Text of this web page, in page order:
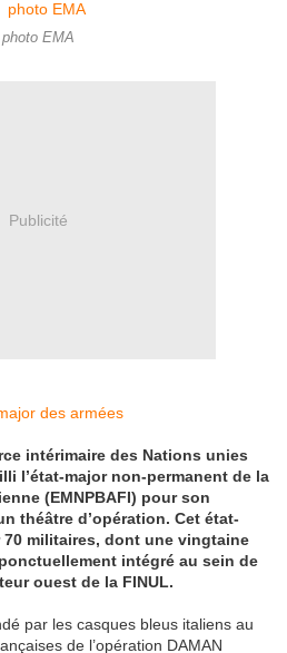
photo EMA
Publicité
des armées
intérimaire des Nations unies
l’état-major non-permanent de la
(EMNPBAFI) pour son
théâtre d’opération. Cet état-
militaires, dont une vingtaine
intégré au sein de
ouest de la FINUL.
par les casques bleus italiens au
de l’opération DAMAN